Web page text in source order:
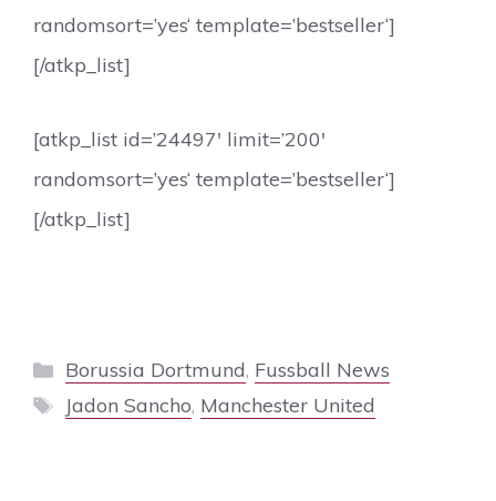
randomsort=’yes‘ template=’bestseller‘]
[/atkp_list]
[atkp_list id=’24497′ limit=’200′
randomsort=’yes‘ template=’bestseller‘]
[/atkp_list]
Kategorien
Borussia Dortmund, Fussball News
Schlagwörter
Jadon Sancho, Manchester United